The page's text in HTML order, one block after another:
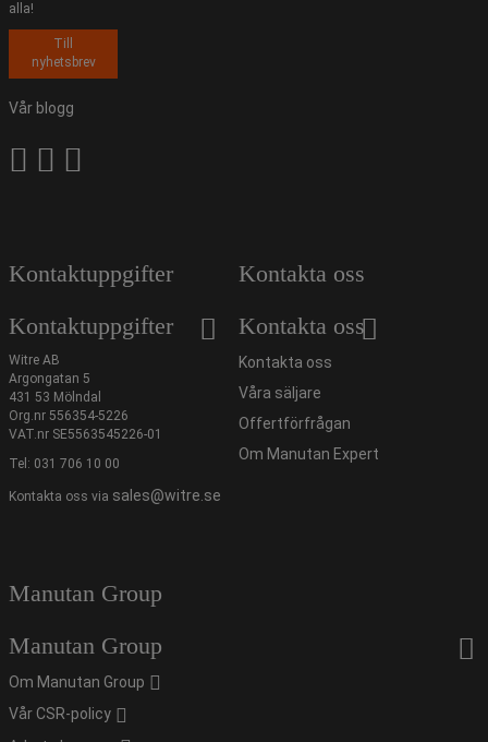
alla!
Till
nyhetsbrev
Vår blogg
Kontaktuppgifter
Kontaktuppgifter
Witre AB
Argongatan 5
431 53 Mölndal
Org.nr 556354-5226
VAT.nr SE5563545226-01
Tel: 031 706 10 00
Kontakta oss via sales@witre.se
Kontakta oss
Kontakta oss
Kontakta oss
Våra säljare
Offertförfrågan
Om Manutan Expert
Manutan Group
Manutan Group
Om Manutan Group
Vår CSR-policy